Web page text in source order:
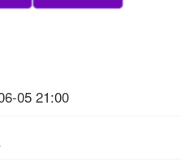
05 21:00